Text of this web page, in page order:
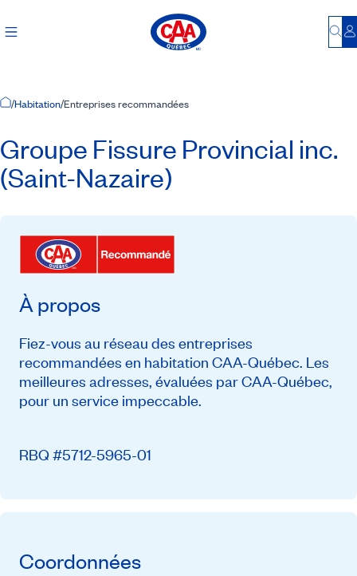
Accueil
/Habitation/Entreprises recommandées
Groupe Fissure Provincial inc.
(Saint-Nazaire)
À propos
Fiez-vous au réseau des entreprises
recommandées en habitation CAA-Québec. Les
meilleures adresses, évaluées par CAA-Québec,
pour un service impeccable.
RBQ #5712-5965-01
Coordonnées